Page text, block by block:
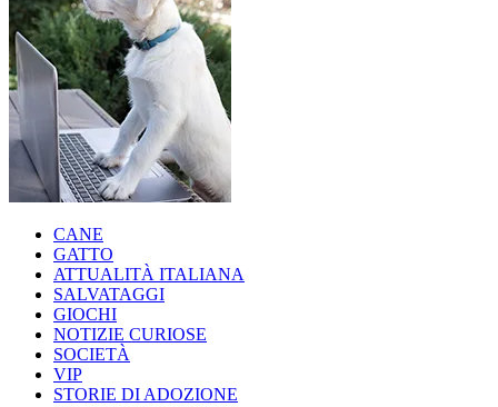
CANE
GATTO
ATTUALITÀ ITALIANA
SALVATAGGI
GIOCHI
NOTIZIE CURIOSE
SOCIETÀ
VIP
STORIE DI ADOZIONE